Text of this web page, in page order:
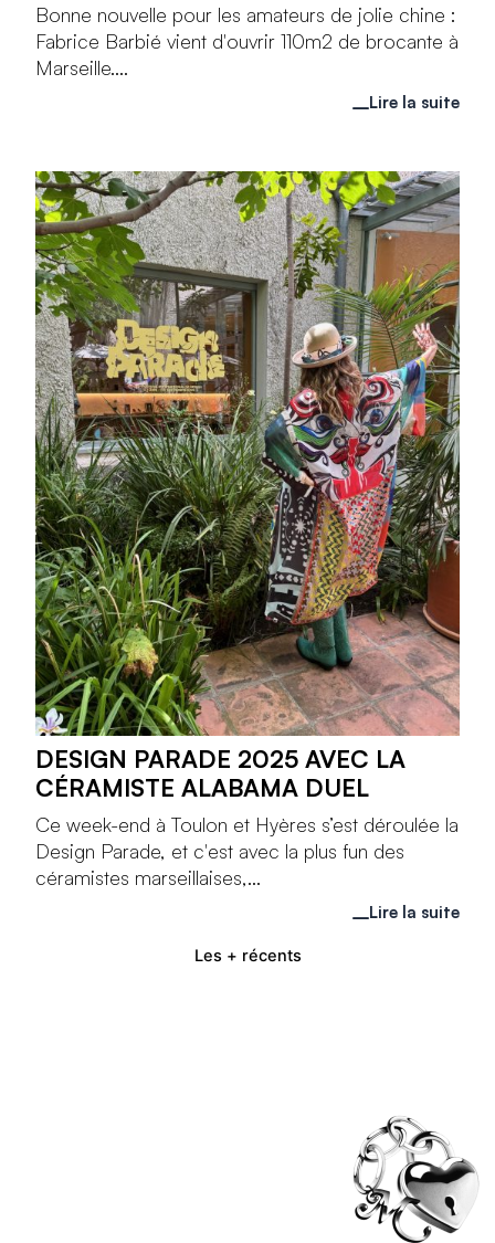
Les + récents
Bonne nouvelle pour les amateurs de jolie chine :
Fabrice Barbié vient d'ouvrir 110m2 de brocante à
Marseille....
Lire la suite
DESIGN PARADE 2025 AVEC LA
CÉRAMISTE ALABAMA DUEL
Ce week-end à Toulon et Hyères s’est déroulée la
Design Parade, et c'est avec la plus fun des
céramistes marseillaises,...
Lire la suite